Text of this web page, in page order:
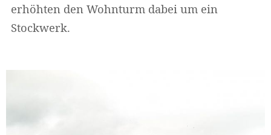
erhöhten den Wohnturm dabei um ein
Stockwerk.